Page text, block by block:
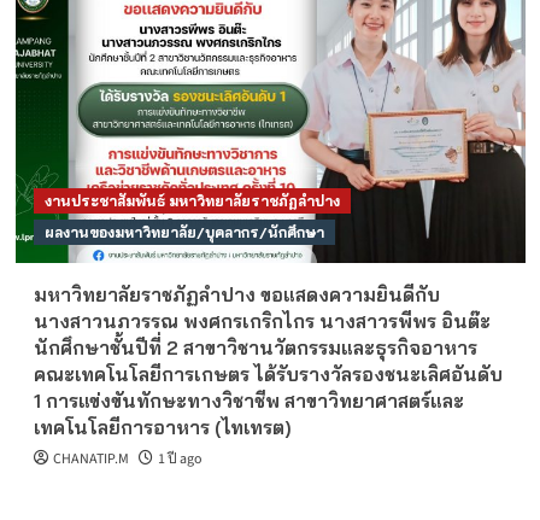
งานประชาสัมพันธ์ มหาวิทยาลัยราชภัฏลำปาง
ผลงานของมหาวิทยาลัย/บุคลากร/นักศึกษา
มหาวิทยาลัยราชภัฏลำปาง ขอแสดงความยินดีกับ
นางสาวนภวรรณ พงศกรเกริกไกร นางสาวรพีพร อินต๊ะ
นักศึกษาชั้นปีที่ 2 สาขาวิชานวัตกรรมและธุรกิจอาหาร
คณะเทคโนโลยีการเกษตร ได้รับรางวัลรองชนะเลิศอันดับ
1 การแข่งขันทักษะทางวิชาชีพ สาขาวิทยาศาสตร์และ
เทคโนโลยีการอาหาร (ไทเทรต)
CHANATIP.M 1 ปี ago